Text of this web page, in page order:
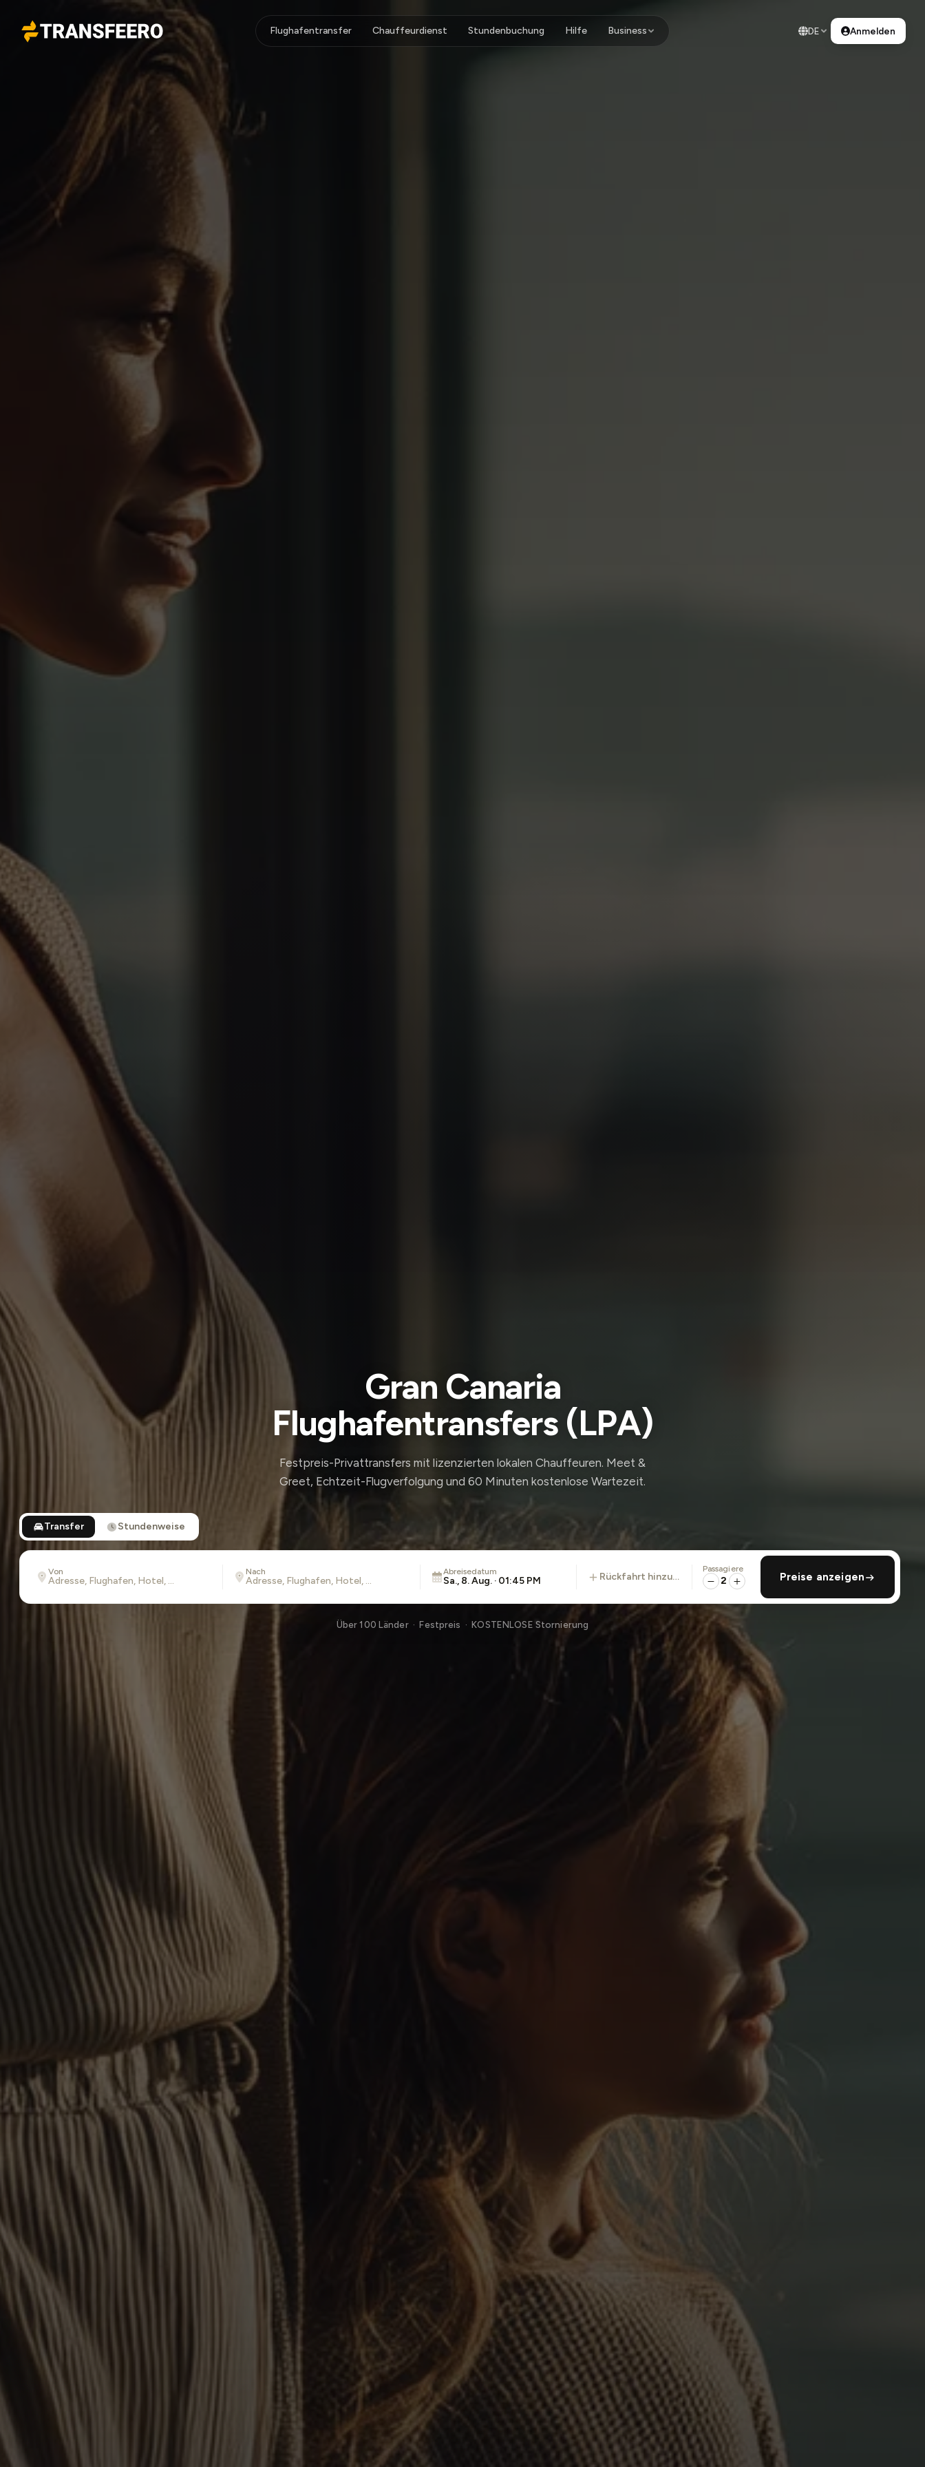
Transfeero
Flughafentransfer Chauffeurdienst Stundenbuchung Hilfe Business DE Anmelden
Gran Canaria
Flughafentransfers (LPA)
Festpreis-Privattransfers mit lizenzierten lokalen Chauffeuren. Meet &
Greet, Echtzeit-Flugverfolgung und 60 Minuten kostenlose Wartezeit.
Transfer Stundenweise
Von Nach Abreisedatum
Sa., 8. Aug. · 01:45 PM rückfahrt hinzufügen
Passagiere
2 Preise anzeigen
Über 100 Länder · Festpreis · KOSTENLOSE Stornierung